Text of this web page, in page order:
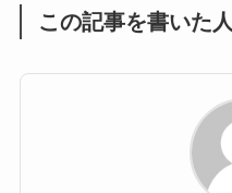
この記事を書いた人